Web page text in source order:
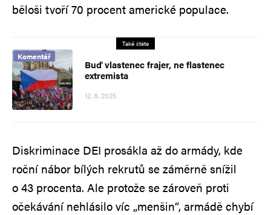
běloši tvoří 70 procent americké populace.
Také čtěte
Komentář
Buď vlastenec frajer, ne flastenec
extremista
12. 8. 2025
Diskriminace DEI prosákla až do armády, kde
roční nábor bílých rekrutů se záměrně snížil
o 43 procenta. Ale protože se zároveň proti
očekávání nehlásilo víc „menšin“, armádě chybí